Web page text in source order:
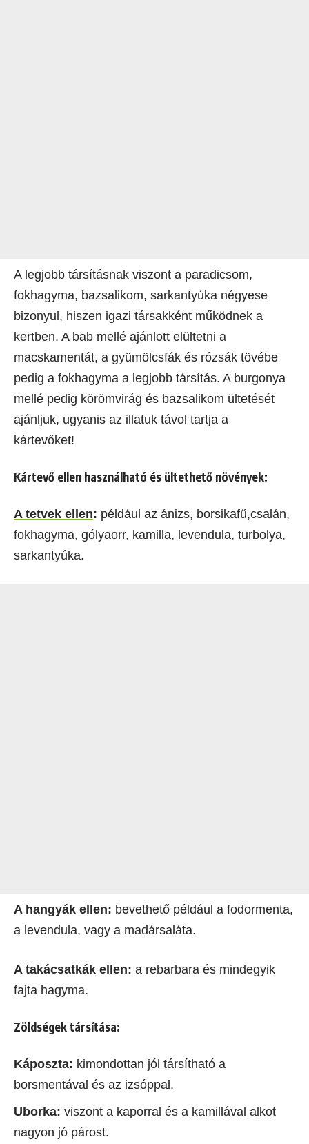
A legjobb társításnak viszont a paradicsom,
fokhagyma, bazsalikom, sarkantyúka négyese
bizonyul, hiszen igazi társakként működnek a
kertben. A bab mellé ajánlott elültetni a
macskamentát, a gyümölcsfák és rózsák tövébe
pedig a fokhagyma a legjobb társítás. A burgonya
mellé pedig körömvirág és bazsalikom ültetését
ajánljuk, ugyanis az illatuk távol tartja a
kártevőket!
Kártevő ellen használható és ültethető növények:
A tetvek ellen: például az ánizs, borsikafű,csalán,
fokhagyma, gólyaorr, kamilla, levendula, turbolya,
sarkantyúka.
A hangyák ellen: bevethető például a fodormenta,
a levendula, vagy a madársaláta.
A takácsatkák ellen: a rebarbara és mindegyik
fajta hagyma.
Zöldségek társítása:
Káposzta: kimondottan jól társítható a
borsmentával és az izsóppal.
Uborka: viszont a kaporral és a kamillával alkot
nagyon jó párost.